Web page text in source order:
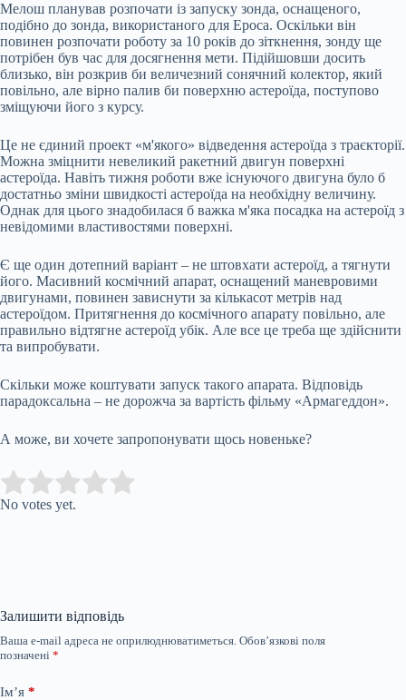
Мелош планував розпочати із запуску зонда, оснащеного,
подібно до зонда, використаного для Ероса. Оскільки він
повинен розпочати роботу за 10 років до зіткнення, зонду ще
потрібен був час для досягнення мети. Підійшовши досить
близько, він розкрив би величезний сонячний колектор, який
повільно, але вірно палив би поверхню астероїда, поступово
зміщуючи його з курсу.
Це не єдиний проект «м'якого» відведення астероїда з траєкторії.
Можна зміцнити невеликий ракетний двигун поверхні
астероїда. Навіть тижня роботи вже існуючого двигуна було б
достатньо зміни швидкості астероїда на необхідну величину.
Однак для цього знадобилася б важка м'яка посадка на астероїд з
невідомими властивостями поверхні.
Є ще один дотепний варіант – не штовхати астероїд, а тягнути
його. Масивний космічний апарат, оснащений маневровими
двигунами, повинен зависнути за кількасот метрів над
астероїдом. Притягнення до космічного апарату повільно, але
правильно відтягне астероїд убік. Але все це треба ще здійснити
та випробувати.
Скільки може коштувати запуск такого апарата. Відповідь
парадоксальна – не дорожча за вартість фільму «Армагеддон».
А може, ви хочете запропонувати щось новеньке?
Rate this item:
No votes yet.
Залишити відповідь
Ваша e-mail адреса не оприлюднюватиметься. Обов’язкові поля
позначені *
Ім’я *